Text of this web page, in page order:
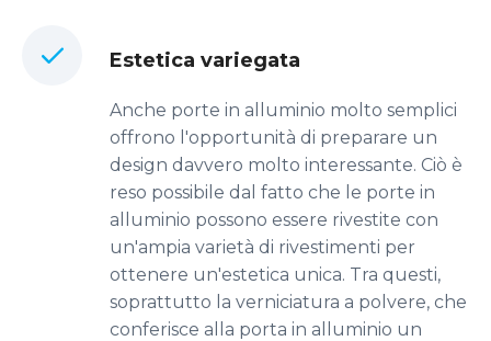
Estetica variegata
Anche porte in alluminio molto semplici
offrono l'opportunità di preparare un
design davvero molto interessante. Ciò è
reso possibile dal fatto che le porte in
alluminio possono essere rivestite con
un'ampia varietà di rivestimenti per
ottenere un'estetica unica. Tra questi,
soprattutto la verniciatura a polvere, che
conferisce alla porta in alluminio un